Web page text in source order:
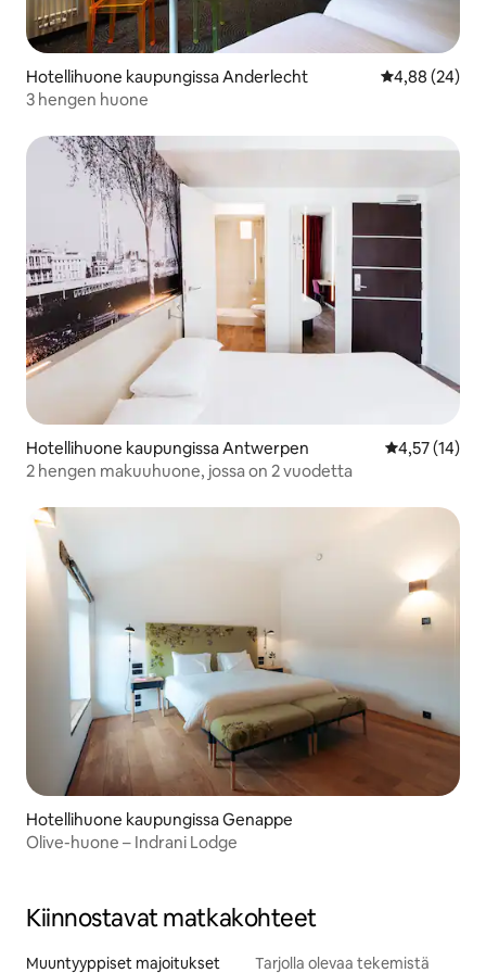
Hotellihuone kaupungissa Anderlecht
4,88 (24)
3 hengen huone
Hotellihuone kaupungissa Antwerpen
4,57 (14)
2 hengen makuuhuone, jossa on 2 vuodetta
Hotellihuone kaupungissa Genappe
Olive-huone – Indrani Lodge
Kiinnostavat matkakohteet
Muuntyyppiset majoitukset Tarjolla olevaa tekemistä